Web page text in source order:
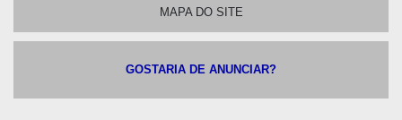
MAPA DO SITE
GOSTARIA DE ANUNCIAR?